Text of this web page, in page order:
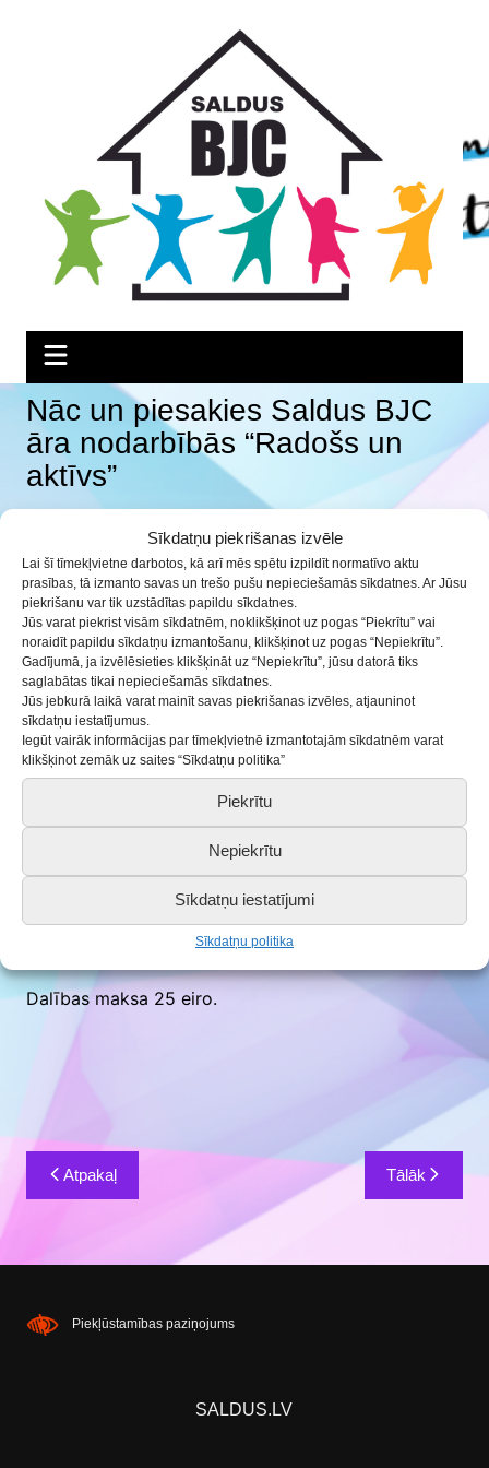
Sīkdatņu piekrišanas izvēle
Lai šī tīmekļvietne darbotos, kā arī mēs spētu izpildīt normatīvo aktu
prasības, tā izmanto savas un trešo pušu nepieciešamās sīkdatnes. Ar Jūsu
piekrišanu var tik uzstādītas papildu sīkdatnes.
Jūs varat piekrist visām sīkdatnēm, noklikšķinot uz pogas “Piekrītu” vai
noraidīt papildu sīkdatņu izmantošanu, klikšķinot uz pogas “Nepiekrītu”.
Gadījumā, ja izvēlēsieties klikšķināt uz “Nepiekrītu”, jūsu datorā tiks
saglabātas tikai nepieciešamās sīkdatnes.
Jūs jebkurā laikā varat mainīt savas piekrišanas izvēles, atjauninot
sīkdatņu iestatījumus.
Iegūt vairāk informācijas par tīmekļvietnē izmantotajām sīkdatnēm varat
klikšķinot zemāk uz saites “Sīkdatņu politika”
Piekrītu
Nepiekrītu
Sīkdatņu iestatījumi
Sīkdatņu politika
Nāc un piesakies Saldus BJC
āra nodarbībās “Radošs un
aktīvs”
Aicinām pieteikties bērnus un jauniešus uz Saldus
BJC rīkotajām āra nodarbībām “Radošs un aktīvs”!
No 7. līdz 11. jūnijam gaidīsim 6 – 9 gadus vecus
bērnus, bet no 14. līdz 18. jūnijam – 10 – 13 gadus
vecus bērnus.
Aktīvi un radoši darbosimies dažādās nodarbībās
gan BJC teritorijā, gan dosimies ārpuss tās.
Vairāk informācijas zvanot pa tālruni: 26446227
Pasteidzies! Bērnus reģistrējam rindas kartībā. Vietu
Dalības maksa 25 eiro.
Ziņu
izvēlne
Atpakaļ Tālāk
Piekļūstamības paziņojums
SALDUS.LV